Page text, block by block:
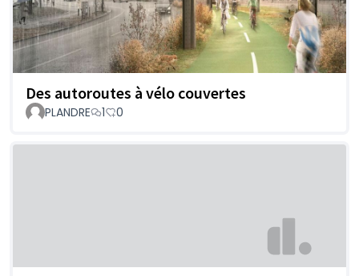
Des autoroutes à vélo couvertes
PLANDRE 1 0